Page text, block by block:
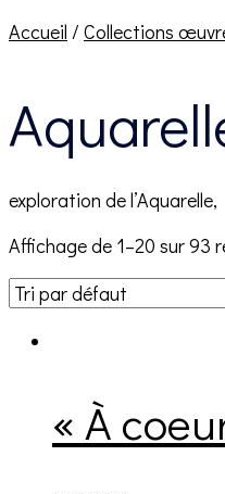
Accueil / Collections
exploration de
Affichage de 1–20 sur 93
« À